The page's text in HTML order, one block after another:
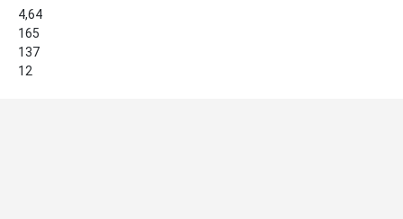
4,64
165
137
12